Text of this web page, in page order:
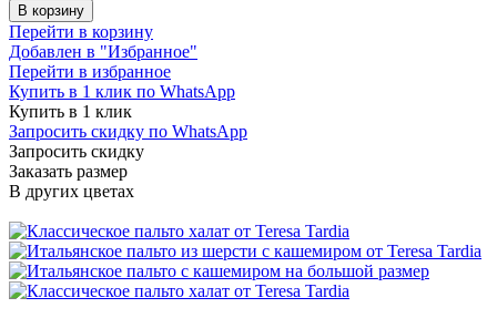
В корзину
Перейти в корзину
Добавлен в "Избранное"
Перейти в избранное
Купить в 1 клик по WhatsApp
Купить в 1 клик
Запросить скидку по WhatsApp
Запросить скидку
Заказать размер
В других цветах